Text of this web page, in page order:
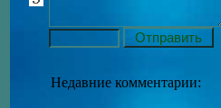
Недавние комментарии: